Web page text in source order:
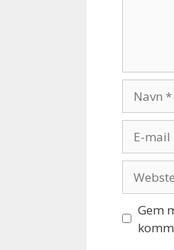
mail
Gem